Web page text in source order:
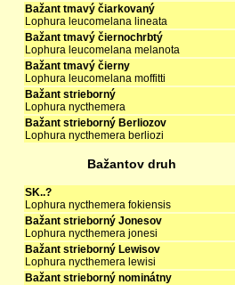
Bažant tmavý čiarkovaný
Lophura leucomelana lineata
Bažant tmavý čiernochrbtý
Lophura leucomelana melanota
Bažant tmavý čierny
Lophura leucomelana moffitti
Bažant strieborný
Lophura nycthemera
Bažant strieborný Berliozov
Lophura nycthemera berliozi
Bažantov druh
SK..?
Lophura nycthemera fokiensis
Bažant strieborný Jonesov
Lophura nycthemera jonesi
Bažant strieborný Lewisov
Lophura nycthemera lewisi
Bažant strieborný nominátny